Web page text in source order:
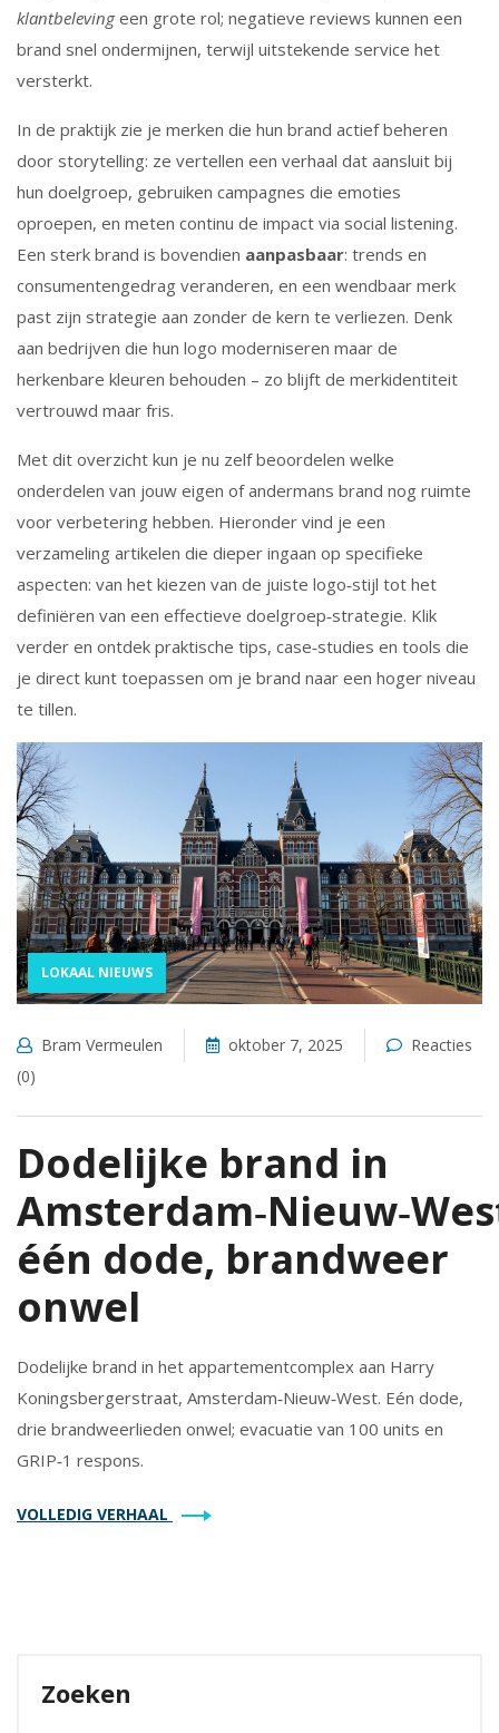
klantbelevingeen grote rol; negatieve reviews kunnen een
brand snel ondermijnen, terwijl uitstekende service het
versterkt.
In de praktijk zie je merken die hun brand actief beheren
door storytelling: ze vertellen een verhaal dat aansluit bij
hun doelgroep, gebruiken campagnes die emoties
oproepen, en meten continu de impact via social listening.
Een sterk brand is bovendien aanpasbaar: trends en
consumentengedrag veranderen, en een wendbaar merk
past zijn strategie aan zonder de kern te verliezen. Denk
aan bedrijven die hun logo moderniseren maar de
herkenbare kleuren behouden – zo blijft de merkidentiteit
vertrouwd maar fris.
Met dit overzicht kun je nu zelf beoordelen welke
onderdelen van jouw eigen of andermans brand nog ruimte
voor verbetering hebben. Hieronder vind je een
verzameling artikelen die dieper ingaan op specifieke
aspecten: van het kiezen van de juiste logo‑stijl tot het
definiëren van een effectieve doelgroep‑strategie. Klik
verder en ontdek praktische tips, case‑studies en tools die
je direct kunt toepassen om je brand naar een hoger niveau
te tillen.
LOKAAL NIEUWS
Bram Vermeulen oktober 7, 2025
Reacties
(0)
Dodelijke brand in
één dode, brandweer
onwel
Dodelijke brand in het appartementcomplex aan Harry
Koningsbergerstraat, Amsterdam‑Nieuw‑West. Eén dode,
drie brandweerlieden onwel; evacuatie van 100 units en
GRIP‑1 respons.
VOLLEDIG VERHAAL
Zoeken